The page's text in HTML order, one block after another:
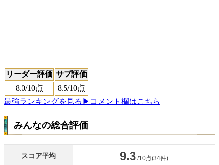
リーダー評価 サブ評価
8.0/10点 8.5/10点
最強ランキングを見る ▶コメント欄はこちら
みんなの総合評価